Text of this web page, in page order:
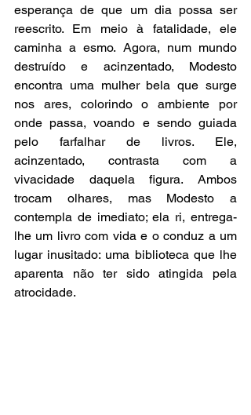
esperança de que um dia possa ser
reescrito. Em meio à fatalidade, ele
caminha a esmo. Agora, num mundo
destruído e acinzentado, Modesto
encontra uma mulher bela que surge
nos ares, colorindo o ambiente por
onde passa, voando e sendo guiada
pelo farfalhar de livros. Ele,
acinzentado, contrasta com a
vivacidade daquela figura. Ambos
trocam olhares, mas Modesto a
contempla de imediato; ela ri, entrega-
lhe um livro com vida e o conduz a um
lugar inusitado: uma biblioteca que lhe
aparenta não ter sido atingida pela
atrocidade.